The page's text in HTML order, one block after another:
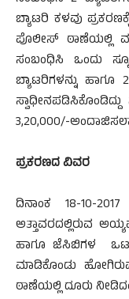
ಬ್ಯಾಟರಿ ಕಳವು
ಪೊಲೀಸ್ ಠಾಣೆಯಲ್ಲಿ
ಸಂಬಂಧಿಸಿ ಒಂದು
ಬ್ಯಾಟರಿಗಳನ್ನು
3,20,000/-
ಪ್ರಕರಣದ ವಿವರ
ದಿನಾಂಕ 18-10-
ಅತ್ತಾವರದಲ್ಲಿರುವ
ಹಾಗೂ ಜೆಸಿಬಿಗಳ
ಮಾಡಿಕೊಂಡು
ಠಾಣೆಯಲ್ಲಿ ದೂರು